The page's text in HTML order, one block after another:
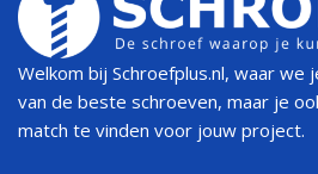
Welkom bij Schroefplus.nl, waar we
van de beste schroeven, maar je
match te vinden voor jouw project.